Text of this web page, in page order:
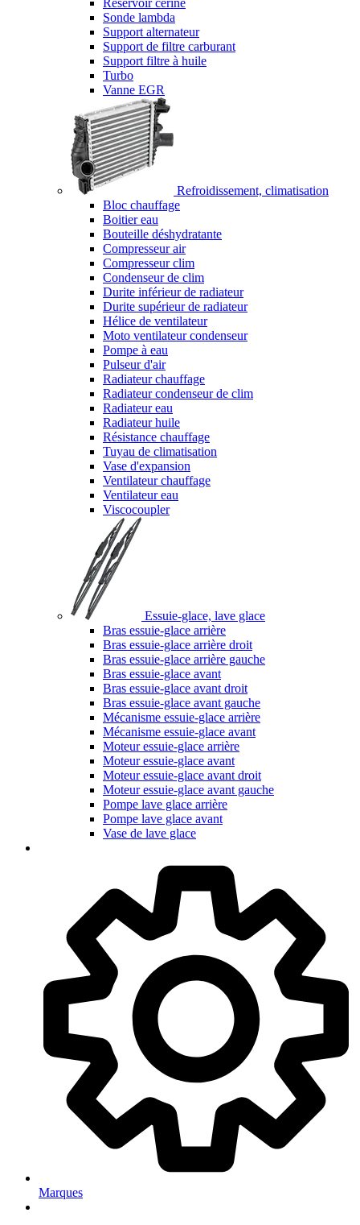
Réservoir cerine
Sonde lambda
Support alternateur
Support de filtre carburant
Support filtre à huile
Turbo
Vanne EGR
Refroidissement, climatisation
Bloc chauffage
Boitier eau
Bouteille déshydratante
Compresseur air
Compresseur clim
Condenseur de clim
Durite inférieur de radiateur
Durite supérieur de radiateur
Hélice de ventilateur
Moto ventilateur condenseur
Pompe à eau
Pulseur d'air
Radiateur chauffage
Radiateur condenseur de clim
Radiateur eau
Radiateur huile
Résistance chauffage
Tuyau de climatisation
Vase d'expansion
Ventilateur chauffage
Ventilateur eau
Viscocoupler
Essuie-glace, lave glace
Bras essuie-glace arrière
Bras essuie-glace arrière droit
Bras essuie-glace arrière gauche
Bras essuie-glace avant
Bras essuie-glace avant droit
Bras essuie-glace avant gauche
Mécanisme essuie-glace arrière
Mécanisme essuie-glace avant
Moteur essuie-glace arrière
Moteur essuie-glace avant
Moteur essuie-glace avant droit
Moteur essuie-glace avant gauche
Pompe lave glace arrière
Pompe lave glace avant
Vase de lave glace
Marques